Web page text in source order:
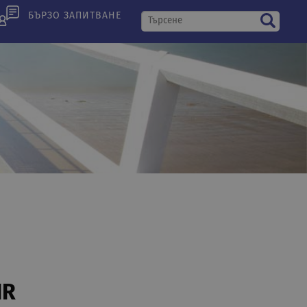
БЪРЗО ЗАПИТВАНЕ